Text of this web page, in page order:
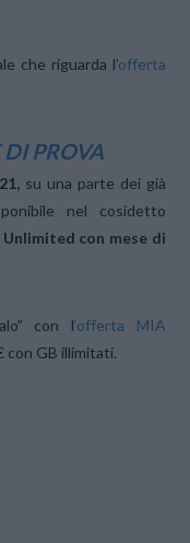
che riguarda l’offerta
PROVA
su una parte dei già
nel cosidetto
Unlimited con mese di
con l‘offerta MIA
con GB illimitati.